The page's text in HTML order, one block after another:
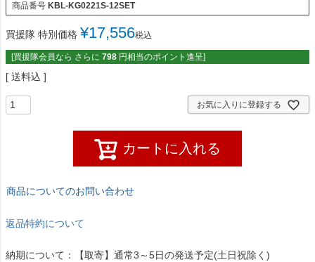
商品番号 KBL-KG0221S-12SET
買援隊 特別価格 ¥17,556税込
[買援隊会員なら さらに 798 円相当のポイント進呈]
送料込
お気に入りに登録する
カートに入れる
商品についてのお問い合わせ
返品特約について
納期について：【取寄】通常3～5日の発送予定(土日祝除く)